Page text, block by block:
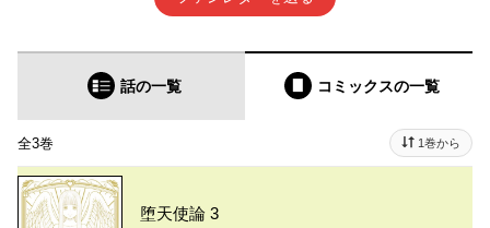
話の一覧 コミックスの一覧
全3巻 1巻から
堕天使論 3